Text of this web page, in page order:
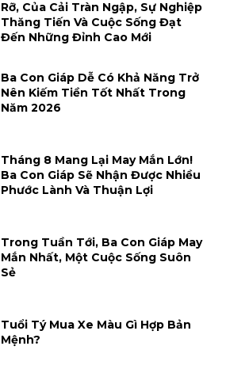
Rỡ, Của Cải Tràn Ngập, Sự Nghiệp
Thăng Tiến Và Cuộc Sống Đạt
Đến Những Đỉnh Cao Mới
Ba Con Giáp Dễ Có Khả Năng Trở
Nên Kiếm Tiền Tốt Nhất Trong
Năm 2026
Tháng 8 Mang Lại May Mắn Lớn!
Ba Con Giáp Sẽ Nhận Được Nhiều
Phước Lành Và Thuận Lợi
Trong Tuần Tới, Ba Con Giáp May
Mắn Nhất, Một Cuộc Sống Suôn
Sẻ
Tuổi Tý Mua Xe Màu Gì Hợp Bản
Mệnh?